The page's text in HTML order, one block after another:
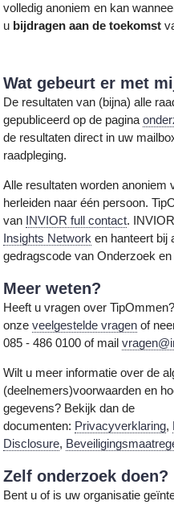
volledig anoniem en kan
u bijdragen aan de toekomst
Wat gebeurt er met
De resultaten van (bijna) alle
gepubliceerd op de pagina
de resultaten direct in uw
raadpleging.
Alle resultaten worden anoniem
herleiden naar één persoon.
van
INVIOR full contact.
Insights Network en hanteert bij
gedragscode van Onderzoek
Meer weten?
Heeft u vragen over
onzeveelgestelde vragen of
085 - 486 0100 of mail
Wilt u meer informatie over de
(deelnemers)voorwaarden en
gegevens? Bekijk dan de
documenten: Privacyverklaring,
Disclosure,
Zelf onderzoek doen?
Bent u of is uw organisatie